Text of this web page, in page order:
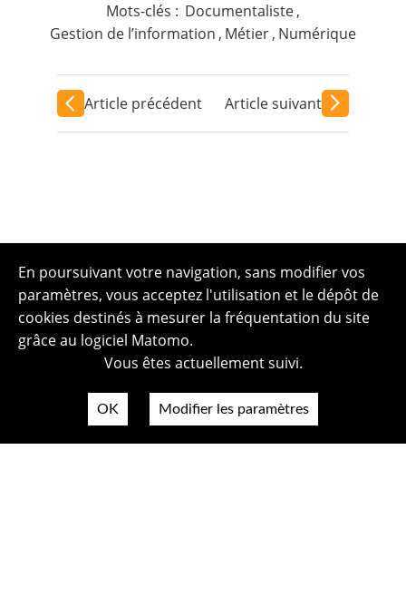
Mots-clés : Documentaliste,
Gestion de l’information , Métier, Numérique
Article précédent Article suivant
En poursuivant votre navigation, sans modifier vos
paramètres, vous acceptez l'utilisation et le dépôt de
cookies destinés à mesurer la fréquentation du site
grâce au logiciel Matomo.
Vous êtes actuellement suivi.
OK Modifier les paramètres